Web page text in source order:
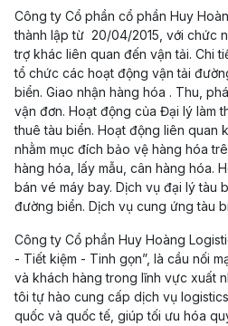
Công ty Cổ phần cổ phần Huy
thành lập từ 20/04/2015, với chức
trợ khác liên quan đến vận tải. Chi
tổ chức các hoạt động vận tải
biển. Giao nhận hàng hóa . Thu,
vận đơn. Hoạt động của Đại lý làm
thuê tàu biển. Hoạt động liên quan
nhằm mục đích bảo vệ hàng hóa
hàng hóa, lấy mẫu, cân hàng hóa.
bán vé máy bay. Dịch vụ đại lý tàu
đường biển. Dịch vụ cung ứng tàu
Công ty Cổ phần Huy Hoàng
- Tiết kiệm - Tinh gọn”, là cầu nối
và khách hàng trong lĩnh vực xuất
tôi tự hào cung cấp dịch vụ
quốc và quốc tế, giúp tối ưu hóa